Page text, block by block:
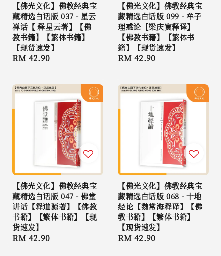
【佛光文化】佛教经典宝
藏精选白话版 037 - 星云
禅话【 释星云著】【佛
教书籍】【繁体书籍】
【现货速发】
Regular
RM 42.90
【佛光文化】佛教经典宝
藏精选白话版 099 - 牟子
理惑论【梁庆寅释译】
【佛教书籍】【繁体书
籍】【现货速发】
Regular
RM 42.90
【佛光文化】佛教经典宝
藏精选白话版 047 - 佛堂
讲话【释道源著】【佛教
书籍】【繁体书籍】【现
货速发】
Regular
RM 42.90
【佛光文化】佛教经典宝
藏精选白话版 068 - 十地
经论【魏常海释译】【佛
教书籍】【繁体书籍】
【现货速发】
Regular
RM 42.90